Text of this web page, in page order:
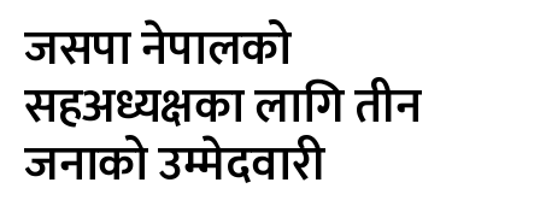
जसपा नेपालको
सहअध्यक्षका लागि तीन
जनाको उम्मेदवारी